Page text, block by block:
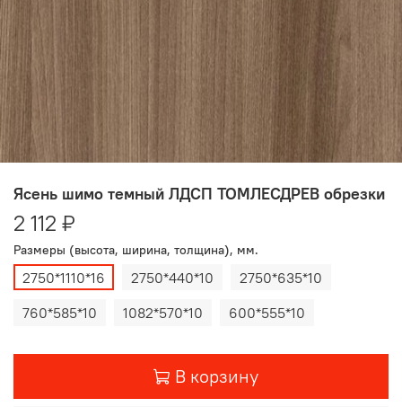
Ясень шимо темный ЛДСП ТОМЛЕСДРЕВ обрезки
2 112 ₽
Размеры (высота, ширина, толщина), мм.
2750*1110*16 2750*440*10
2750*635*10
760*585*10
1082*570*10 600*555*10
В корзину